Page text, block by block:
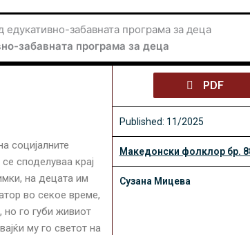
забавната програма за деца
забавната програма за деца
социјалните
споделуваа крај
на децата им
во секое време,
го губи живиот
му го светот на
PDF
Published: 11/2025
Македонски фолклор бр.
Сузана Мицева